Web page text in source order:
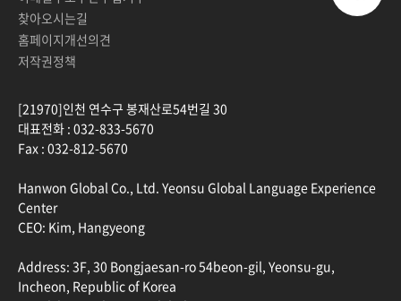
찾아오시는길
홈페이지개선의견
저작권정책
[21970]인천 연수구 봉재산로54번길 30
대표전화 : 032-833-5670
Fax : 032-812-5670
Hanwon Global Co., Ltd. Yeonsu Global Language Experience
Center
CEO: Kim, Hangyeong
Address: 3F, 30 Bongjaesan-ro 54beon-gil, Yeonsu-gu,
Incheon, Republic of Korea